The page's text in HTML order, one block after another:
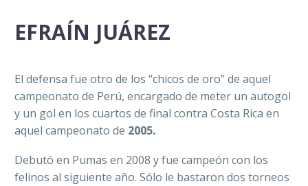
EFRAÍN JUÁREZ
El defensa fue otro de los “chicos de oro” de aquel
campeonato de Perú, encargado de meter un autogol
y un gol en los cuartos de final contra Costa Rica en
aquel campeonato de 2005.
Debutó en Pumas en 2008 y fue campeón con los
felinos al siguiente año. Sólo le bastaron dos torneos